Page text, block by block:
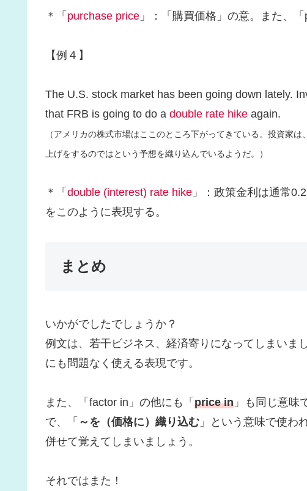
＊「 purchase price 」：「購買価格」の意。また、
【例４】
The U.S. stock market has been going down lately.
that FRB is going to do a double rate hike again.
（アメリカの株式市場はここのところ下がってきている。投資家
上げをするのではという予想を織り込んでいるようだ。）
＊「 double (interest) rate hike 」：政策金利は通常
をこのように表現する。
まとめ
いかがでしたでしょうか？
例文は、若干ビジネス、経済寄りになってしまいま
にも問題なく使える表現です。
また、「factor in」の他にも「 price in 」も同じ意味
で、「 ～を（価格に）織り込む 」という意味で使わ
併せて覚えてしまいましょう。
それではまた！